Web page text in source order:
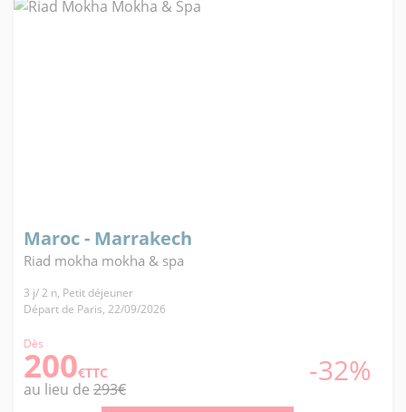
Maroc - Marrakech
Riad mokha mokha & spa
3 j/ 2 n, Petit déjeuner
Départ de Paris, 22/09/2026
Dès
200€TTC -32%
au lieu de 293€